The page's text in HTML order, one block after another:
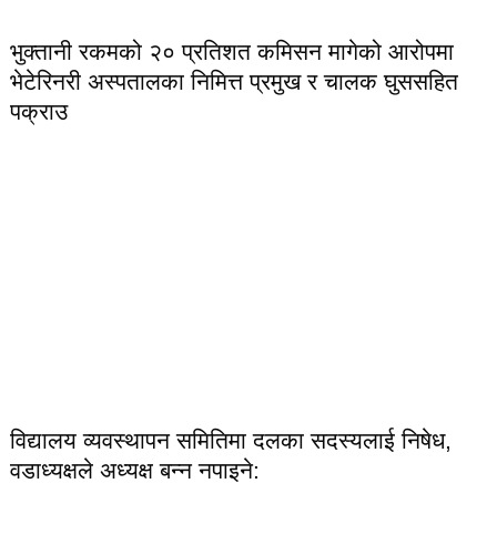
भुक्तानी रकमको २० प्रतिशत कमिसन मागेको आरोपमा
भेटेरिनरी अस्पतालका निमित्त प्रमुख र चालक घुससहित
पक्राउ
विद्यालय व्यवस्थापन समितिमा दलका सदस्यलाई निषेध,
वडाध्यक्षले अध्यक्ष बन्न नपाइने: